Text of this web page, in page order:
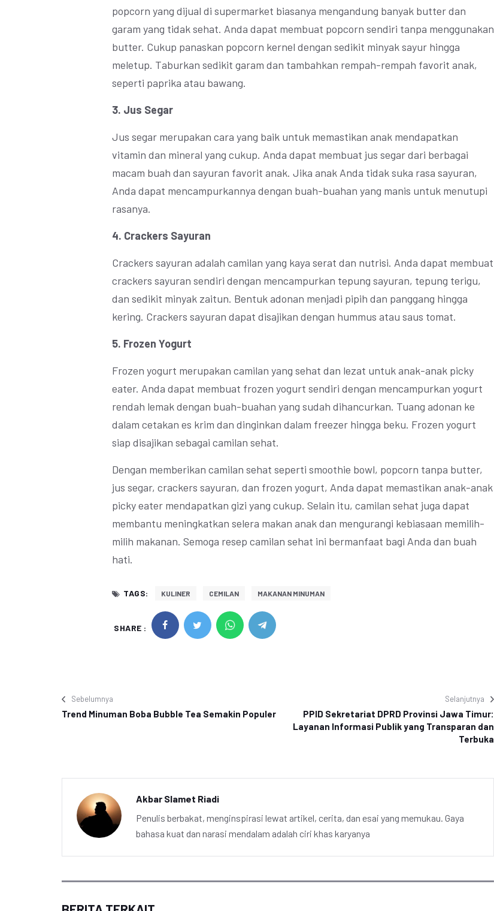
popcorn yang dijual di supermarket biasanya mengandung banyak butter dan
garam yang tidak sehat. Anda dapat membuat popcorn sendiri tanpa menggunakan
butter. Cukup panaskan popcorn kernel dengan sedikit minyak sayur hingga
meletup. Taburkan sedikit garam dan tambahkan rempah-rempah favorit anak,
seperti paprika atau bawang.
3. Jus Segar
Jus segar merupakan cara yang baik untuk memastikan anak mendapatkan
vitamin dan mineral yang cukup. Anda dapat membuat jus segar dari berbagai
macam buah dan sayuran favorit anak. Jika anak Anda tidak suka rasa sayuran,
Anda dapat mencampurkannya dengan buah-buahan yang manis untuk menutupi
rasanya.
4. Crackers Sayuran
Crackers sayuran adalah camilan yang kaya serat dan nutrisi. Anda dapat membuat
crackers sayuran sendiri dengan mencampurkan tepung sayuran, tepung terigu,
dan sedikit minyak zaitun. Bentuk adonan menjadi pipih dan panggang hingga
kering. Crackers sayuran dapat disajikan dengan hummus atau saus tomat.
5. Frozen Yogurt
Frozen yogurt merupakan camilan yang sehat dan lezat untuk anak-anak picky
eater. Anda dapat membuat frozen yogurt sendiri dengan mencampurkan yogurt
rendah lemak dengan buah-buahan yang sudah dihancurkan. Tuang adonan ke
dalam cetakan es krim dan dinginkan dalam freezer hingga beku. Frozen yogurt
siap disajikan sebagai camilan sehat.
Dengan memberikan camilan sehat seperti smoothie bowl, popcorn tanpa butter,
jus segar, crackers sayuran, dan frozen yogurt, Anda dapat memastikan anak-anak
picky eater mendapatkan gizi yang cukup. Selain itu, camilan sehat juga dapat
membantu meningkatkan selera makan anak dan mengurangi kebiasaan memilih-
milih makanan. Semoga resep camilan sehat ini bermanfaat bagi Anda dan buah
hati.
TAGS: KULINER CEMILAN MAKANAN MINUMAN
SHARE :
Sebelumnya
Trend Minuman Boba Bubble Tea Semakin Populer
Selanjutnya
PPID Sekretariat DPRD Provinsi Jawa Timur:
Layanan Informasi Publik yang Transparan dan
Terbuka
Akbar Slamet Riadi
Penulis berbakat, menginspirasi lewat artikel, cerita, dan esai yang memukau. Gaya
bahasa kuat dan narasi mendalam adalah ciri khas karyanya